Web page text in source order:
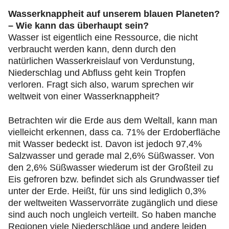
Wasserknappheit auf unserem blauen Planeten?
– Wie kann das überhaupt sein?
Wasser ist eigentlich eine Ressource, die nicht
verbraucht werden kann, denn durch den
natürlichen Wasserkreislauf von Verdunstung,
Niederschlag und Abfluss geht kein Tropfen
verloren. Fragt sich also, warum sprechen wir
weltweit von einer Wasserknappheit?
Betrachten wir die Erde aus dem Weltall, kann man
vielleicht erkennen, dass ca. 71% der Erdoberfläche
mit Wasser bedeckt ist. Davon ist jedoch 97,4%
Salzwasser und gerade mal 2,6% Süßwasser. Von
den 2,6% Süßwasser wiederum ist der Großteil zu
Eis gefroren bzw. befindet sich als Grundwasser tief
unter der Erde. Heißt, für uns sind lediglich 0,3%
der weltweiten Wasservorräte zugänglich und diese
sind auch noch ungleich verteilt. So haben manche
Regionen viele Niederschläge und andere leiden